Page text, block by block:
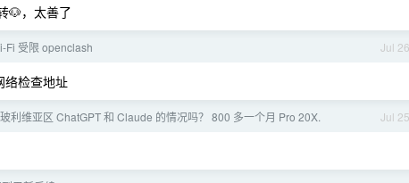
🐶，太善了
Jul 26
Fi 受限 openclash
络检查地址
Jul 25
利维亚区 ChatGPT 和 Claude 的情况吗？ 800 多一个月 Pro 20X.